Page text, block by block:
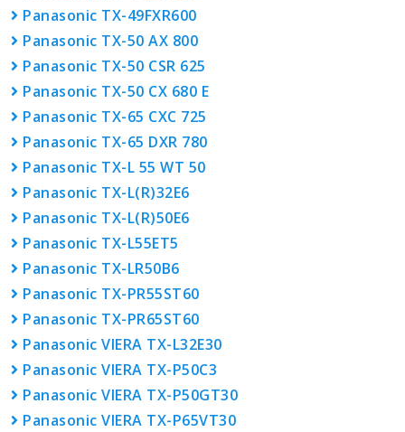
Panasonic TX-49FXR600
Panasonic TX-50 AX 800
Panasonic TX-50 CSR 625
Panasonic TX-50 CX 680 E
Panasonic TX-65 CXC 725
Panasonic TX-65 DXR 780
Panasonic TX-L 55 WT 50
Panasonic TX-L(R)32E6
Panasonic TX-L(R)50E6
Panasonic TX-L55ET5
Panasonic TX-LR50B6
Panasonic TX-PR55ST60
Panasonic TX-PR65ST60
Panasonic VIERA TX-L32E30
Panasonic VIERA TX-P50C3
Panasonic VIERA TX-P50GT30
Panasonic VIERA TX-P65VT30